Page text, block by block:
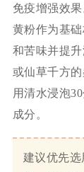
免疫增强效
黄粉作为基
和苦味并提
或仙草千方
用清水浸泡
成分。
建议优先